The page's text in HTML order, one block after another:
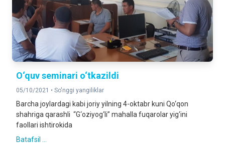
O‘quv seminari o‘tkazildi
05/10/2021 • So'nggi yangiliklar
Barcha joylardagi kabi joriy yilning 4-oktabr kuni Qo‘qon
shahriga qarashli “G‘oziyog‘li” mahalla fuqarolar yig‘ini
faollari ishtirokida
Batafsil ...